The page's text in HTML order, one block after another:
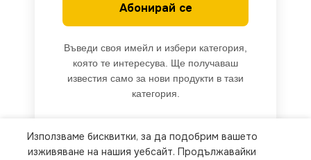
Абонирай се
Въведи своя имейл и избери категория,
която те интересува. Ще получаваш
известия само за нови продукти в тази
категория.
We use cookies to improve your experience on our
Използваме бисквитки, за да подобрим вашето
изживяване на нашия уебсайт. Продължавайки